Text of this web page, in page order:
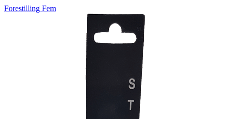
Forestilling Fem